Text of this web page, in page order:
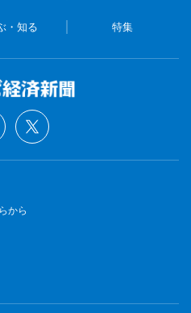
・知る 特集
から